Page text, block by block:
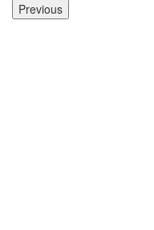
Previous